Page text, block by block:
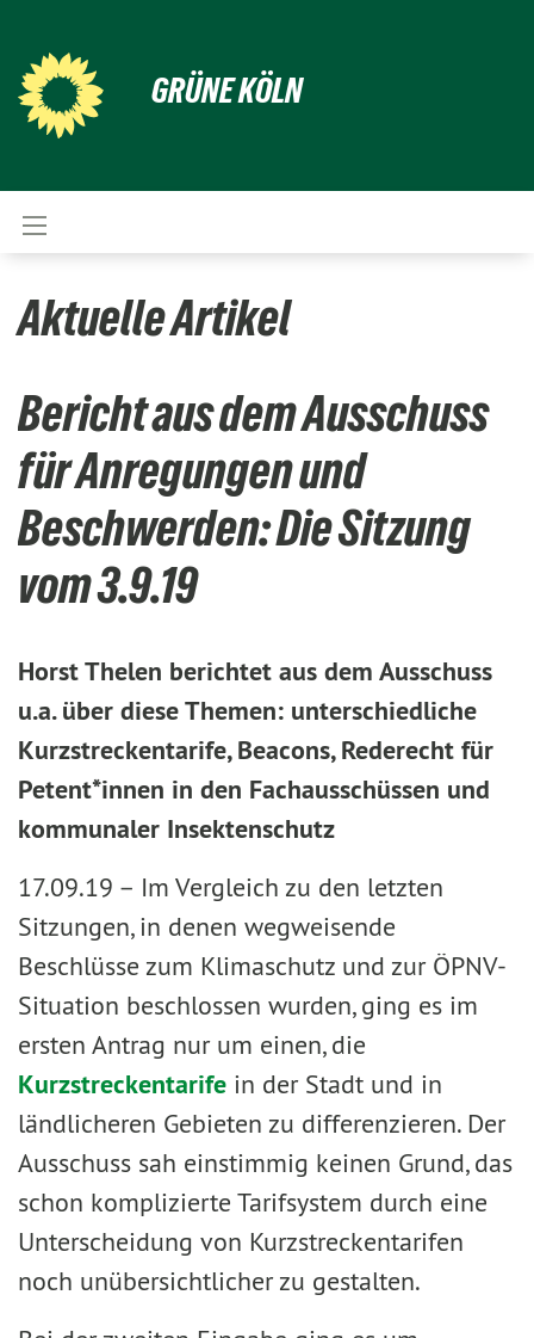
GRÜNE KÖLN
Aktuelle Artikel
Bericht aus dem Ausschuss
für Anregungen und
Beschwerden: Die Sitzung
vom 3.9.19
Horst Thelen berichtet aus dem Ausschuss
u.a. über diese Themen: unterschiedliche
Kurzstreckentarife, Beacons, Rederecht für
Petent*innen in den Fachausschüssen und
kommunaler Insektenschutz
17.09.19 – Im Vergleich zu den letzten
Sitzungen, in denen wegweisende
Beschlüsse zum Klimaschutz und zur ÖPNV-
Situation beschlossen wurden, ging es im
ersten Antrag nur um einen, die
Kurzstreckentarife in der Stadt und in
ländlicheren Gebieten zu differenzieren. Der
Ausschuss sah einstimmig keinen Grund, das
schon komplizierte Tarifsystem durch eine
Unterscheidung von Kurzstreckentarifen
noch unübersichtlicher zu gestalten.